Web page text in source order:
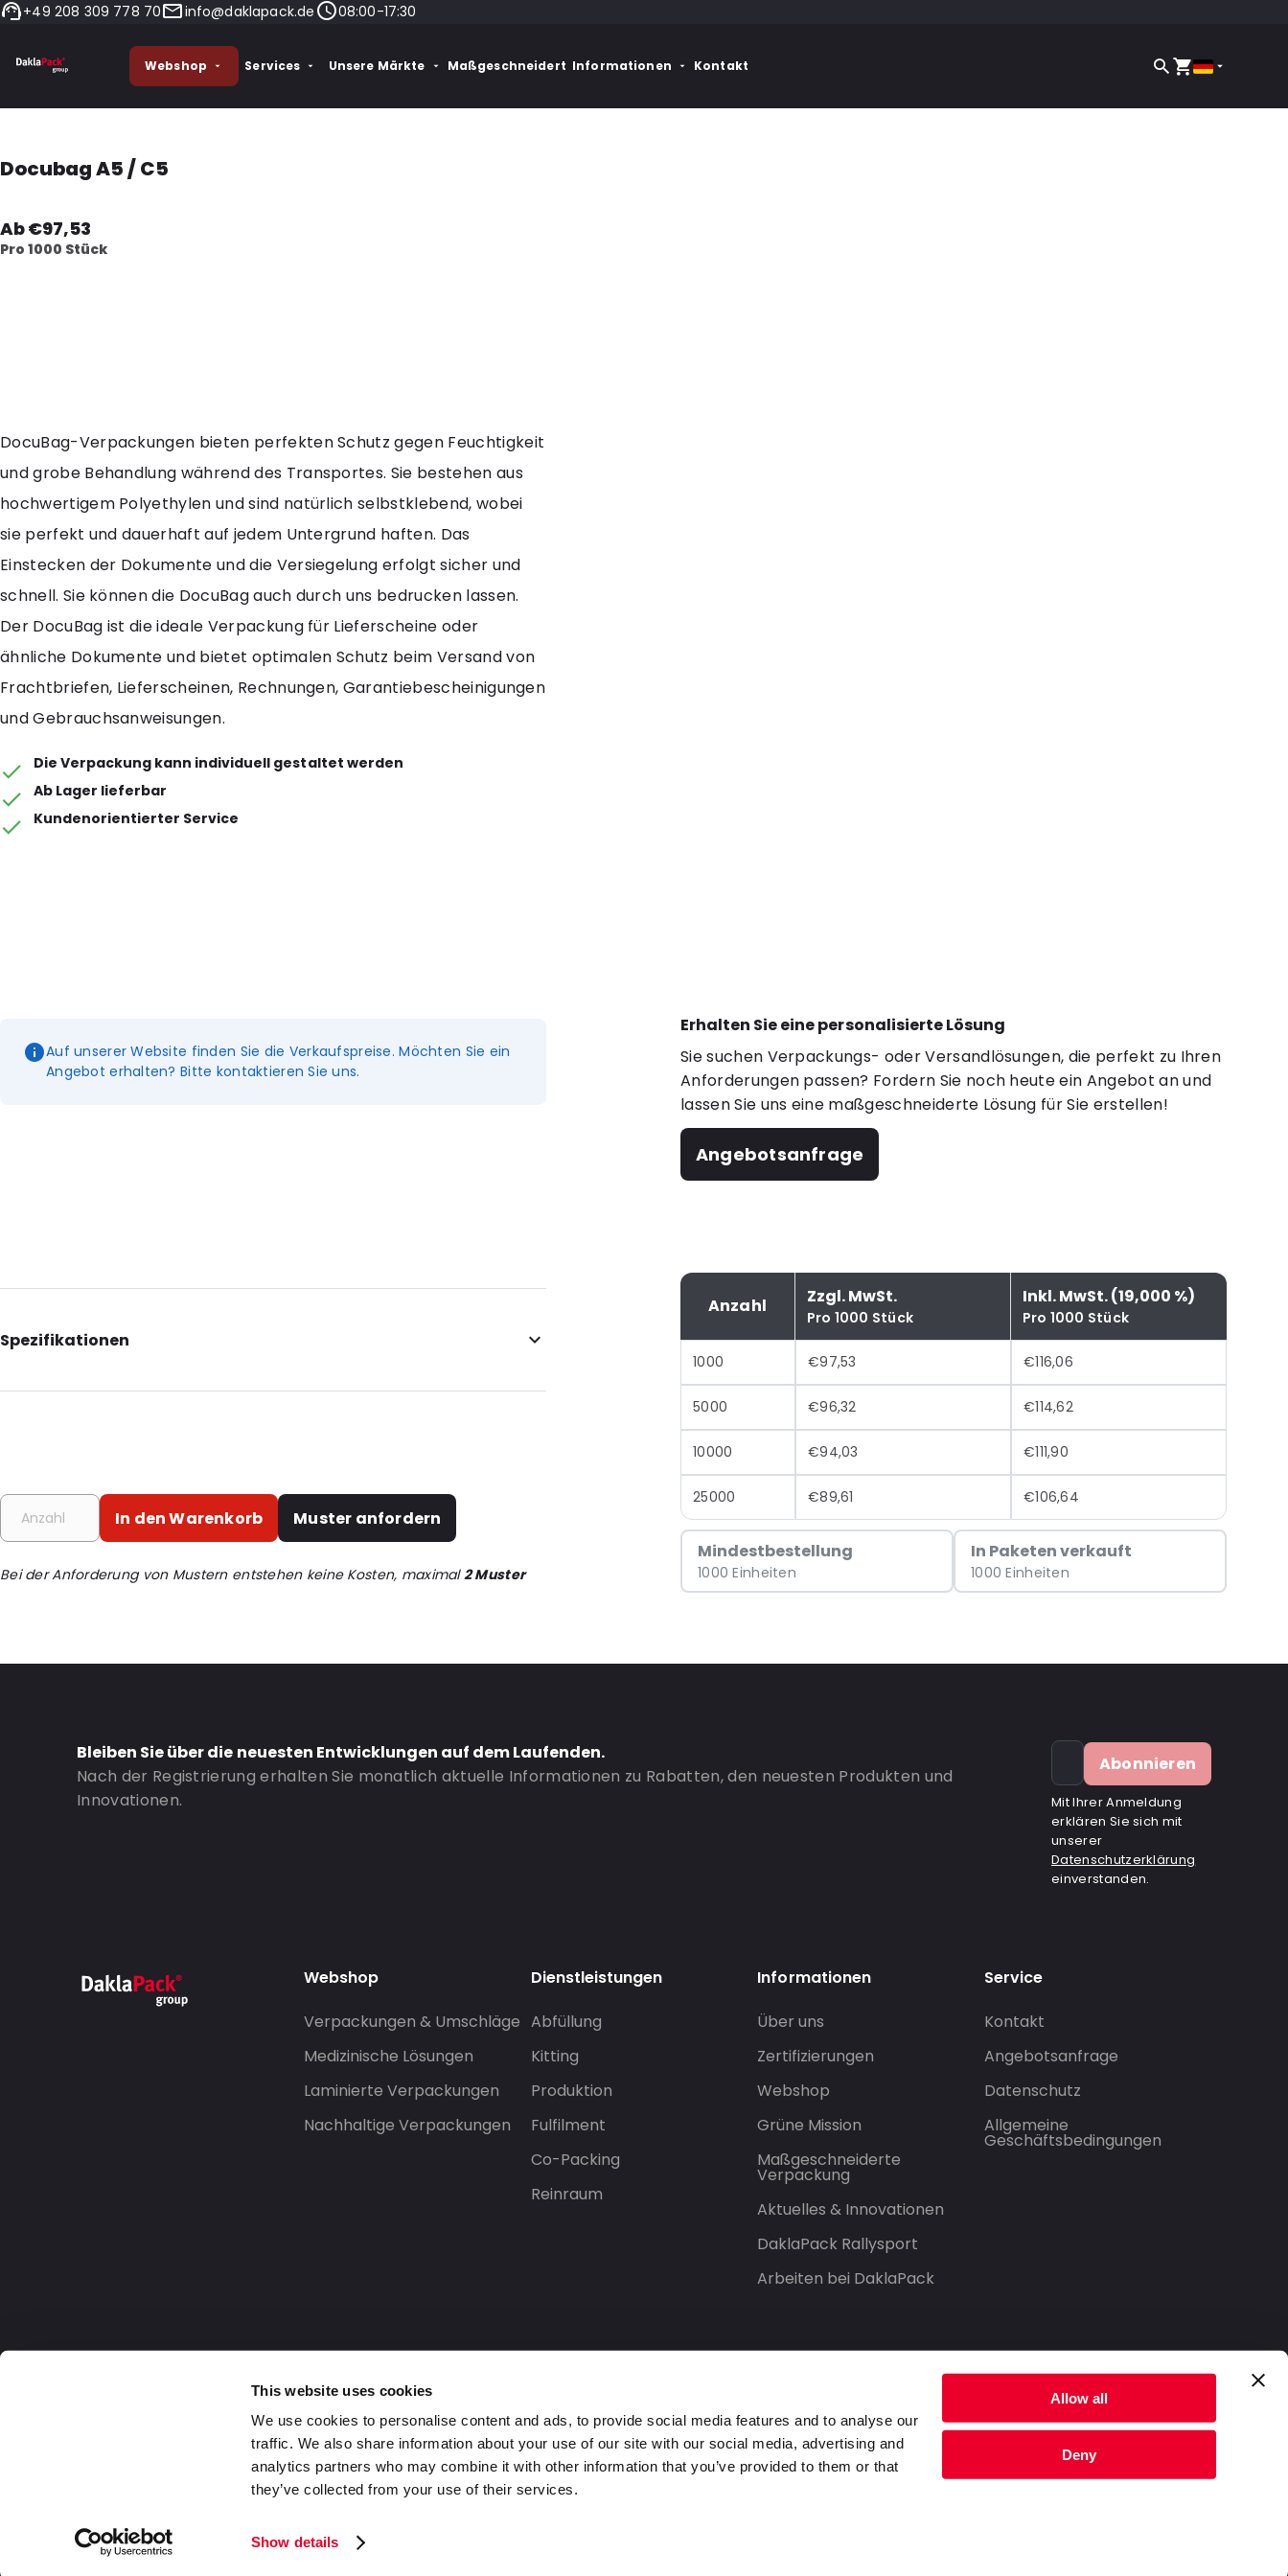
This website uses cookies
We use cookies to personalise content and ads, to provide social media features and to analyse our
traffic. We also share information about your use of our site with our social media, advertising and
analytics partners who may combine it with other information that you’ve provided to them or that
they’ve collected from your use of their services.
Show details
Allow all
Deny
+49 208 309 778 70 info@daklapack.de 08:00-17:30
Webshop Services Unsere Märkte Maßgeschneidert Informationen Kontakt
Docubag A5 / C5
Ab €97,53
Pro 1000 Stück
Erhalten Sie eine personalisierte Lösung
Sie suchen Verpackungs- oder Versandlösungen, die perfekt zu Ihren
Anforderungen passen? Fordern Sie noch heute ein Angebot an und
lassen Sie uns eine maßgeschneiderte Lösung für Sie erstellen!
Angebotsanfrage
Anzahl Zzgl. MwSt.
Pro 1000 Stück
Inkl. MwSt. (19,000 %)
Pro 1000 Stück
1000 €97,53 €116,06
5000 €96,32 €114,62
10000 €94,03 €111,90
25000 €89,61 €106,64
Mindestbestellung
1000 Einheiten
In Paketen verkauft
1000 Einheiten
DocuBag-Verpackungen bieten perfekten Schutz gegen Feuchtigkeit
und grobe Behandlung während des Transportes. Sie bestehen aus
hochwertigem Polyethylen und sind natürlich selbstklebend, wobei
sie perfekt und dauerhaft auf jedem Untergrund haften. Das
Einstecken der Dokumente und die Versiegelung erfolgt sicher und
schnell. Sie können die DocuBag auch durch uns bedrucken lassen.
Der DocuBag ist die ideale Verpackung für Lieferscheine oder
ähnliche Dokumente und bietet optimalen Schutz beim Versand von
Frachtbriefen, Lieferscheinen, Rechnungen, Garantiebescheinigungen
und Gebrauchsanweisungen.
Die Verpackung kann individuell gestaltet werden
Ab Lager lieferbar
Kundenorientierter Service
Auf unserer Website finden Sie die Verkaufspreise. Möchten Sie ein
Angebot erhalten? Bitte kontaktieren Sie uns.
Spezifikationen
Internal Length: 162
Material: PP
Thickness: 50 µm
Closures: Abziehen und verschließen
In den Warenkorb Muster anfordern
Bei der Anforderung von Mustern entstehen keine Kosten, maximal2 Muster
Bleiben Sie über die neuesten Entwicklungen auf dem Laufenden.
Nach der Registrierung erhalten Sie monatlich aktuelle Informationen zu Rabatten, den neuesten Produkten und
Innovationen.
Abonnieren
Mit Ihrer Anmeldung
erklären Sie sich mit
unserer
Datenschutzerklärung
einverstanden.
Webshop
Verpackungen & Umschläge
Medizinische Lösungen
Laminierte Verpackungen
Nachhaltige Verpackungen
Dienstleistungen
Abfüllung
Kitting
Produktion
Fulfilment
Co-Packing
Reinraum
Informationen
Über uns
Zertifizierungen
Webshop
Grüne Mission
Maßgeschneiderte
Verpackung
Aktuelles & Innovationen
DaklaPack Rallysport
Arbeiten bei DaklaPack
Service
Kontakt
Angebotsanfrage
Datenschutz
Allgemeine
Geschäftsbedingungen
2026 DaklaPack Group. Alle Rechte vorbehalten